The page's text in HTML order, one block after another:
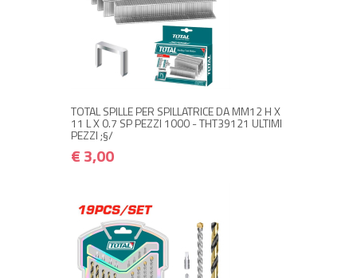
TOTAL SPILLE PER SPILLATRICE DA MM12 H X
11 L X 0.7 SP PEZZI 1000 - THT39121 ULTIMI
PEZZI ;§/
€ 3,00
+ ACQUISTA